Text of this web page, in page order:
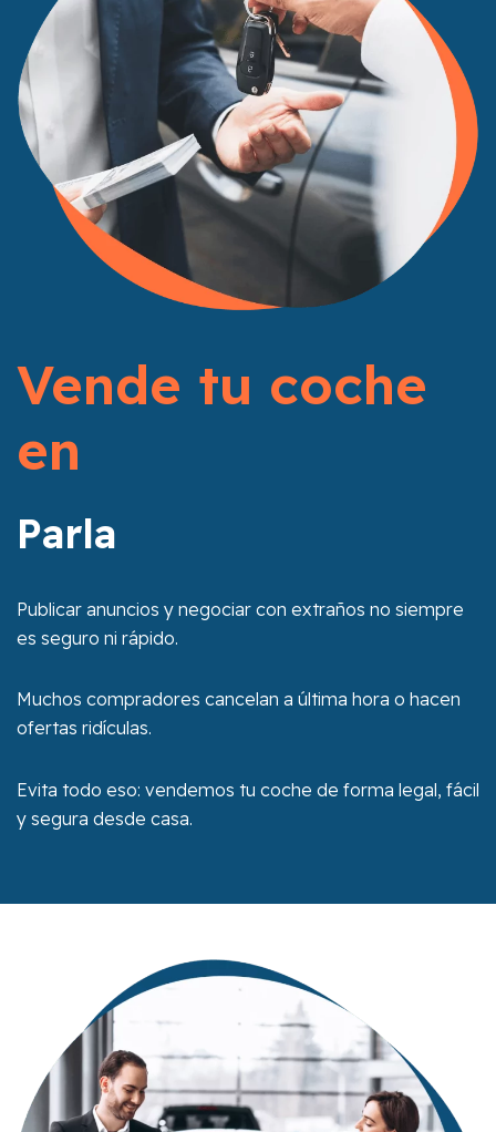
Vende tu coche
en
Parla
Publicar anuncios y negociar con extraños no siempre
es seguro ni rápido.
Muchos compradores cancelan a última hora o hacen
ofertas ridículas.
Evita todo eso: vendemos tu coche de forma legal, fácil
y segura desde casa.